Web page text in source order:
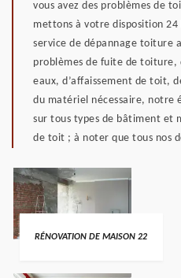
vous avez des problèmes de
mettons à votre disposition
service de dépannage toiture
problèmes de fuite de toiture,
eaux, d’affaissement de toit,
du matériel nécessaire, notre
sur tous types de bâtiment et
de toit ; à noter que tous nos
RÉNOVATION DE MAISON 22